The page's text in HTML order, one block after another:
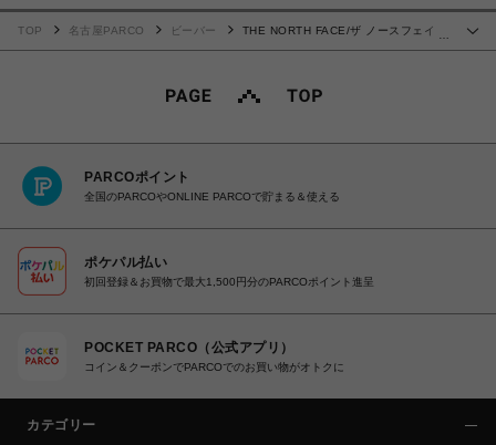
…
TOP 名古屋PARCO ビーバー
THE NORTH FACE/ザ ノースフェイ
PARCOポイント
全国のPARCOやONLINE PARCOで貯まる＆使える
ポケパル払い
初回登録＆お買物で最大1,500円分のPARCOポイント進呈
POCKET PARCO（公式アプリ）
コイン＆クーポンでPARCOでのお買い物がオトクに
カテゴリー